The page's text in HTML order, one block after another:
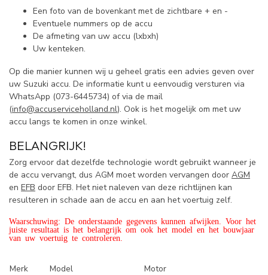
Een foto van de bovenkant met de zichtbare + en -
Eventuele nummers op de accu
De afmeting van uw accu (lxbxh)
Uw kenteken.
Op die manier kunnen wij u geheel gratis een advies geven over
uw Suzuki accu. De informatie kunt u eenvoudig versturen via
WhatsApp (073-6445734) of via de mail
(info@accuserviceholland.nl). Ook is het mogelijk om met uw
accu langs te komen in onze winkel.
BELANGRIJK!
Zorg ervoor dat dezelfde technologie wordt gebruikt wanneer je
de accu vervangt, dus AGM moet worden vervangen door AGM
en EFB door EFB. Het niet naleven van deze richtlijnen kan
resulteren in schade aan de accu en aan het voertuig zelf.
Waarschuwing: De onderstaande gegevens kunnen afwijken. Voor het
juiste resultaat is het belangrijk om ook het model en het bouwjaar
van uw voertuig te controleren.
Merk Model
Motor